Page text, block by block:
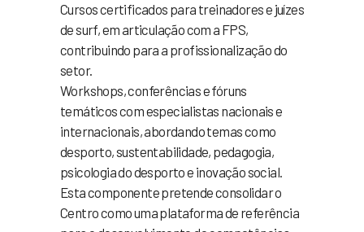
Cursos certificados para treinadores e juízes
de surf, em articulação com a FPS,
contribuindo para a profissionalização do
setor.
Workshops, conferências e fóruns
temáticos com especialistas nacionais e
internacionais, abordando temas como
desporto, sustentabilidade, pedagogia,
psicologia do desporto e inovação social.
Esta componente pretende consolidar o
Centro como uma plataforma de referência